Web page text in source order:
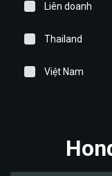
Liên doanh
Thailand
Việt Nam